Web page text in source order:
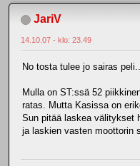
JariV
14.10.07 - klo: 23.49
No tosta tulee jo sairas
Mulla on ST:ssä 52
ratas. Mutta Kasissa on
Sun pitää laskea välitykset
ja laskien vasten moottorin